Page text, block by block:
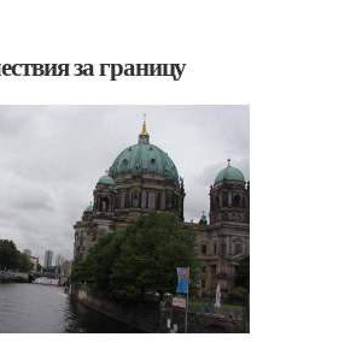
за границу